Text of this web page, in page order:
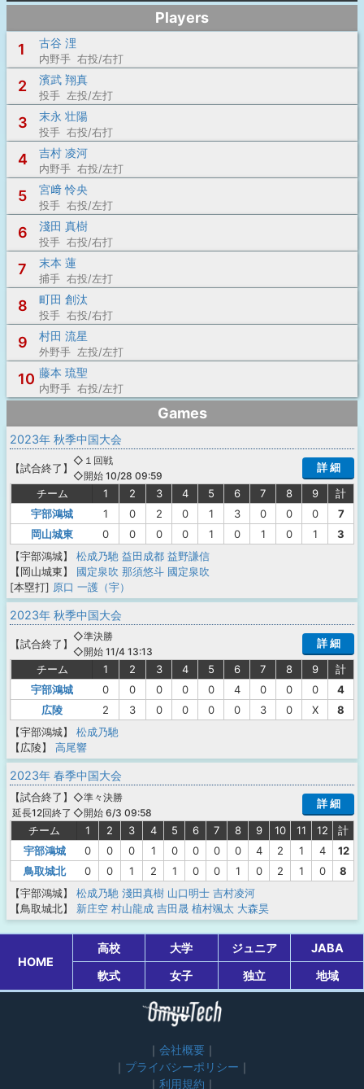
Players
1
古谷 浬
内野手 右投/右打
2 濱武 翔真
投手 左投/左打
3 末永 壮陽
投手 右投/右打
4 吉村 凌河
内野手 右投/左打
5 宮﨑 怜央
投手 右投/左打
6 淺田 真樹
投手 右投/右打
7 末本 蓮
捕手 右投/左打
8 町田 創汰
投手 右投/右打
9 村田 流星
外野手 左投/左打
10 藤本 琉聖
内野手 右投/左打
Games
2023年 秋季中国大会
【試合終了 】
◇１回戦
◇開始 10/28 09:59
詳 細
チーム 1 2 3 4 5 6 7 8 9
計
宇部鴻城
1 0 2 0 1 3 0 0 0
7
岡山城東
0 0 0 0 1 0 1 0 1
3
【宇部鴻城】
松成乃馳 益田成都 益野謙信
【岡山城東】
國定泉吹 那須悠斗 國定泉吹
[本塁打] 原口 一護（宇）
2023年 秋季中国大会
【試合終了 】
◇準決勝
◇開始 11/4 13:13
詳 細
チーム 1 2 3 4 5 6 7 8 9
計
宇部鴻城
0 0 0 0 0 4 0 0 0
4
広陵
2 3 0 0 0 0 3 0 X
8
【宇部鴻城】
松成乃馳
【広陵】
高尾響
2023年 春季中国大会
【試合終了 】
延長12回終了
◇準々決勝
◇開始 6/3 09:58
詳 細
チーム 1 2 3 4 5 6 7 8 9 10 11 12
計
宇部鴻城
0 0 0 1 0 0 0 0 4 2 1 4
12
鳥取城北
0 0 1 2 1 0 0 1 0 2 1 0
8
【宇部鴻城】
松成乃馳 淺田真樹 山口明士 吉村凌河
【鳥取城北】
新庄空 村山龍成 吉田晟 植村颯太 大森昊
HOME
高校 大学 ジュニア
JABA
軟式
女子 独立 地域
会社概要
プライバシーポリシー
利用規約